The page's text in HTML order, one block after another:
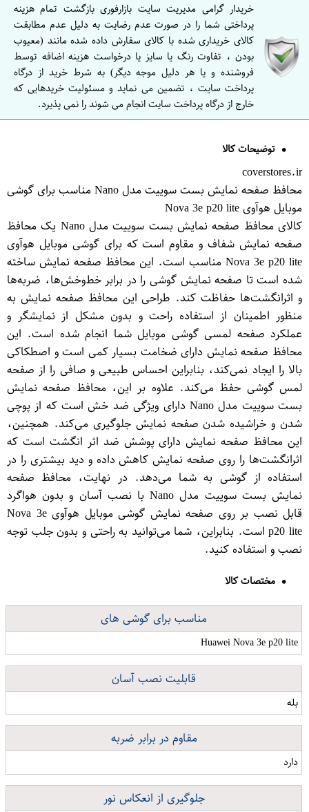
خریدار گرامی مدیریت سایت بازارفوری بازگشت تمام هزینه
پرداختی شما را در صورت عدم رضایت به دلیل عدم مطابقت
کالای خریداری شده با کالای سفارش داده شده مانند (معیوب
بودن ، تفاوت رنگ یا سایز یا درخواست هزینه اضافه توسط
فروشنده و یا هر دلیل موجه دیگر) به شرط خرید از درگاه
پرداخت سایت ، تضمین می نماید و مسئولیت خریدهایی که
خارج از درگاه پرداخت سایت انجام می شوند را نمی پذیرد.
توضیحات کالا
coverstores.ir
محافظ صفحه نمایش بست سوییت مدل Nano مناسب برای گوشی
موبایل هوآوی Nova 3e p20 lite
کالای محافظ صفحه نمایش بست سوییت مدل Nano یک محافظ
صفحه نمایش شفاف و مقاوم است که برای گوشی موبایل هوآوی
Nova 3e p20 lite مناسب است. این محافظ صفحه نمایش ساخته
شده است تا صفحه نمایش گوشی را در برابر خط‌وخش‌ها، ضربه‌ها
و اثرانگشت‌ها حفاظت کند. طراحی این محافظ صفحه نمایش به
منظور اطمینان از استفاده راحت و بدون مشکل از نمایشگر و
عملکرد صفحه لمسی گوشی موبایل شما انجام شده است. این
محافظ صفحه نمایش دارای ضخامت بسیار کمی است و اصطکاکی
بالا را ایجاد نمی‌کند، بنابراین احساس طبیعی و صافی را از صفحه
لمس گوشی حفظ می‌کند. علاوه بر این، محافظ صفحه نمایش
بست سوییت مدل Nano دارای ویژگی ضد خش است که از پوچی
شدن و خراشیده شدن صفحه نمایش جلوگیری می‌کند. همچنین،
این محافظ صفحه نمایش دارای پوشش ضد اثر انگشت است که
اثرانگشت‌ها را روی صفحه نمایش کاهش داده و دید بیشتری را در
استفاده از گوشی به شما می‌دهد. در نهایت، محافظ صفحه
نمایش بست سوییت مدل Nano با نصب آسان و بدون هواگرد
قابل نصب بر روی صفحه نمایش گوشی موبایل هوآوی Nova 3e
p20 lite است. بنابراین، شما می‌توانید به راحتی و بدون جلب توجه
نصب و استفاده کنید.
مختصات کالا
مناسب برای گوشی های
Huawei Nova 3e p20 lite
قابلیت نصب آسان
بله
مقاوم در برابر ضربه
دارد
جلوگیری از انعکاس نور